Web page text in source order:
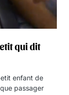
qui dit
enfant de
passager